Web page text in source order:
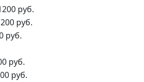
руб.
руб.
руб.
руб.
руб.